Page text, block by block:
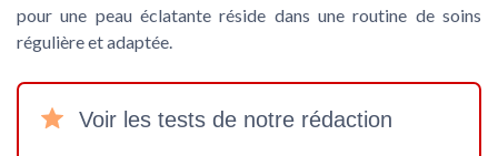
pour une peau éclatante réside dans une routine de soins
régulière et adaptée.
Voir les tests de notre rédaction